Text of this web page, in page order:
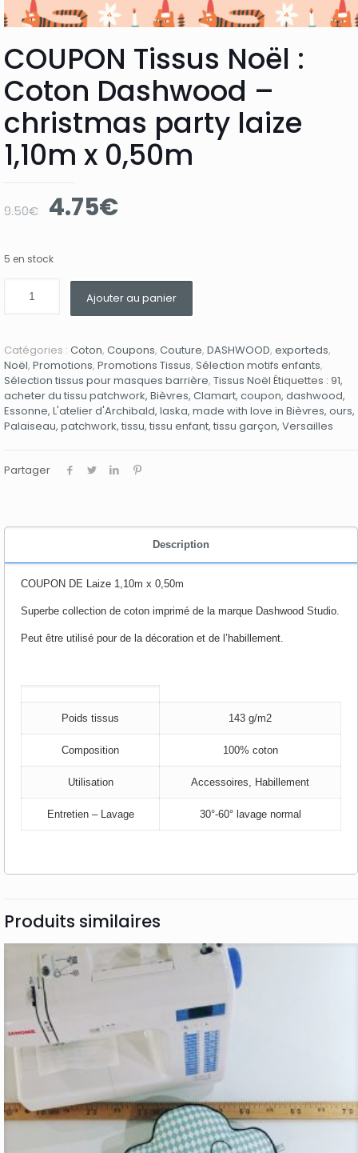
COUPON Tissus Noël :
Coton Dashwood –
christmas party laize
1,10m x 0,50m
9.50€ Le
initial
était :
9.50€.
4.75€Le
est :
4.75€.
5 en stock
Ajouter au panier
Catégories : Coton, Coupons, Couture, DASHWOOD, exporteds,
Noël, Promotions, Promotions Tissus, Sélection motifs enfants,
Sélection tissus pour masques barrière, Tissus Noël Étiquettes : 91,
acheter du tissu patchwork, Bièvres, Clamart, coupon, dashwood,
Essonne, L'atelier d'Archibald, laska, made with love in Bièvres, ours,
Palaiseau, patchwork, tissu, tissu enfant, tissu garçon, Versailles
Partager
Description
COUPON DE Laize 1,10m x 0,50m
Superbe collection de coton imprimé de la marque Dashwood Studio.
Peut être utilisé pour de la décoration et de l’habillement.
Poids tissus 143 g/m2
Composition 100% coton
Utilisation Accessoires, Habillement
Entretien – Lavage 30°-60° lavage normal
Produits similaires